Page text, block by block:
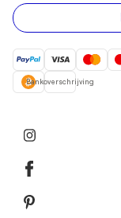
mailadres
in
Bankoverschrijving